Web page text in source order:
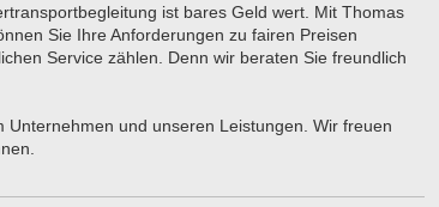
ist bares Geld wert. Mit Thomas
Sie Ihre Anforderungen zu fairen Preisen
Service zählen. Denn wir beraten Sie freundlich
und unseren Leistungen. Wir freuen